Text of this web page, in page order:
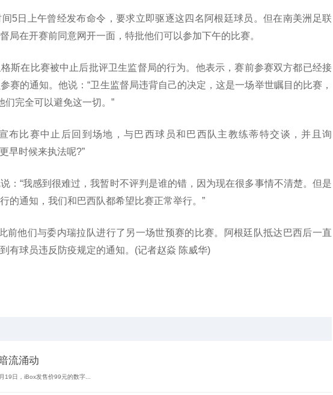
5日上午曾经发布命令，要求立即驱逐这四名阿根廷球员。但在南美洲足联
局在开赛前同意网开一面，特批他们可以参加下午的比赛。
斯在比赛被中止后批评卫生监督局的行为。他表示，赛前参赛双方都已经接
赛的通知。他说：“卫生监督局违背自己的决定，这是一场举世瞩目的比赛，
们完全可以避免这一切。”
布比赛中止后回到场地，与巴西球员和巴西队主教练蒂特交谈，并且询
早时候来执法呢?”
：“我感到很难过，我暂时不评判是谁的错，因为现在很多事情不清楚。但是
的通知，我们和巴西队都希望比赛正常举行。”
前他们与委内瑞拉队进行了另一场世预赛的比赛。阿根廷队抵达巴西后一直
有球员违反防疫规定的通知。(记者赵焱 陈威华)
流涌动
19日，iBox发售价99元的数字...